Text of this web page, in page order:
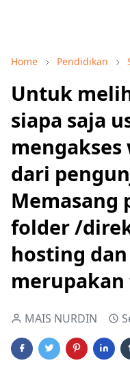
Home Pendidikan
Untuk
siapa saja
dari
Memasang
folder /
hosting
MAIS NURDIN